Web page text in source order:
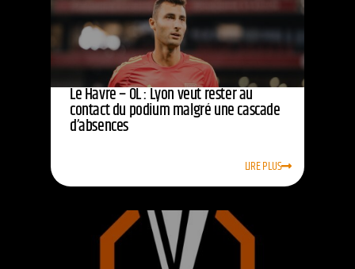
Le Havre – OL : Lyon veut rester au
contact du podium malgré une cascade
d’absences
LIRE PLUS